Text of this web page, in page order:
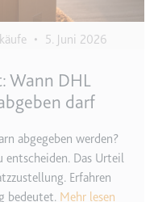
die
mit
• 5. Juni 2026
Wann DHL
darf
abgegeben werden?
entscheiden. Das Urteil
Erfahren
bedeutet. Mehr lesen